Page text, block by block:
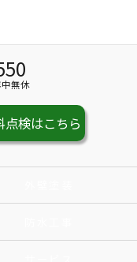
無休
点検はこちら